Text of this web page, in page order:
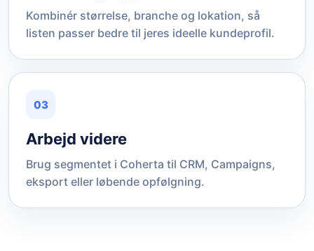
Kombinér størrelse, branche og lokation, så
listen passer bedre til jeres ideelle kundeprofil.
03
Arbejd videre
Brug segmentet i Coherta til CRM, Campaigns,
eksport eller løbende opfølgning.